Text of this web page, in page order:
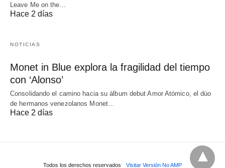
Leave Me on the…
Hace 2 días
NOTICIAS
Monet in Blue explora la fragilidad del tiempo
con ‘Alonso’
Consolidando el camino hacia su álbum debut Amor Atómico, el dúo
de hermanos venezolanos Monet…
Hace 2 días
Todos los derechos reservados Visitar Versión No AMP